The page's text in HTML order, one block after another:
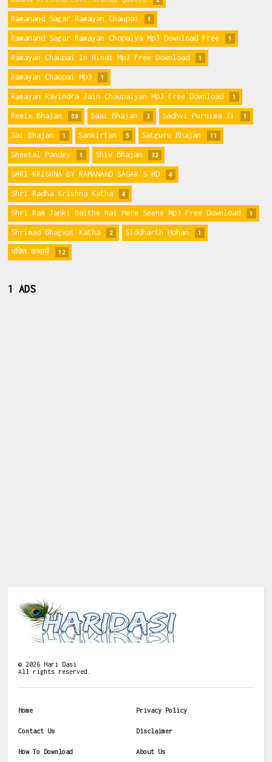
Ramanand Sagar Ramayan Chaupai 1
Ramanand Sagar Ramayan Chopaiya Mp3 Download Free 1
Ramayan Chaupai In Hindi Mp3 Free Download 1
Ramayan Chaupai Mp3 1
Ramayan Ravindra Jain Chaupaiyan Mp3 Free Download 1
Remix Bhajan 59 Saai Bhajan 3 Sadhvi Purnima Ji 1
Sai Bhajan 1 Sankirtan 5 Satguru Bhajan 11
Sheetal Pandey 1 Shiv Bhajan 32
SHRI KRISHNA BY RAMANAND SAGAR'S HD 4
Shri Radha Krishna Katha 4
Shri Ram Janki Baithe Hai Mere Seene Mp3 Free Download 1
Shrimad Bhagwat Katha 2 Siddharth Mohan 1
भक्ति कथायें 12
1 ADS
©2026 Hari Dasi
All rights reserved.
Home Privacy Policy
Contact Us Disclaimer
How To Download About Us